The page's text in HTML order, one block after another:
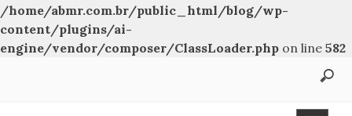
/home/abmr.com.br/public_html/blog/wp-
content/plugins/ai-
engine/vendor/composer/ClassLoader.php on line 582